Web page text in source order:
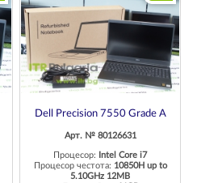
Dell Precision 7550 Grade A
Арт. № 80126631
Процесор:
Intel Core i7
Процесор честота: 10850H up to
5.10GHz 12MB